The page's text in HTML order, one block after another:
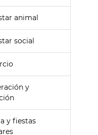
animal
social
y
y fiestas